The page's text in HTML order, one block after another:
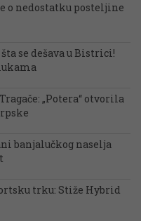
o nedostatku posteljine
se dešava u Bistrici!
„Potera“ otvorila
banjalučkog naselja
trku: Stiže Hybrid